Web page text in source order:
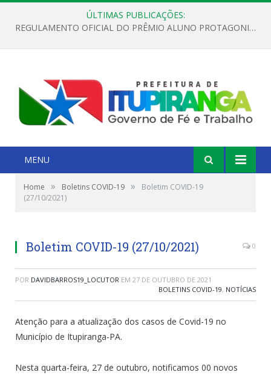
ÚLTIMAS PUBLICAÇÕES:
REGULAMENTO OFICIAL DO PRÊMIO ALUNO PROTAGONISTA – EDIÇÃO 2026
MENU
Home » Boletins COVID-19 »
Boletim COVID-19
(27/10/2021)
Boletim COVID-19 (27/10/2021) 0
POR DAVIDBARROS19_LOCUTOR EM 27 DE OUTUBRO DE 2021
BOLETINS COVID-19, NOTÍCIAS
Atenção para a atualização dos casos de Covid-19 no
Município de Itupiranga-PA.
Nesta quarta-feira, 27 de outubro, notificamos 00 novos